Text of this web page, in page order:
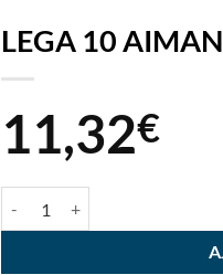
LEGA 10
11,32€